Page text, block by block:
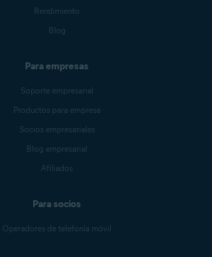
Rendimiento
Blog
Para empresas
Soporte empresarial
Productos para empresa
Socios empresariales
Blog empresarial
Afiliados
Para socios
Operadores de telefonía móvil